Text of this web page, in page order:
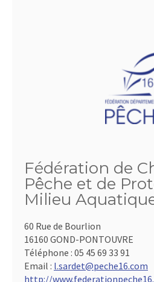
Fédération de
Pêche et de
Milieu
60 Rue de Bourlion
16160 GOND-PONTOUVRE
Téléphone : 05 45 69 33 91
Email : l.sardet@peche16.com
http://